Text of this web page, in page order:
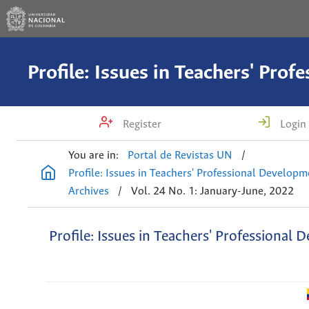
Register Login
You are in: Portal de Revistas UN
/
Profile: Issues in Teachers' Professional
Archives
/ Vol. 24 No. 1: January-June, 2022
Profile: Issues in Teachers' Professional